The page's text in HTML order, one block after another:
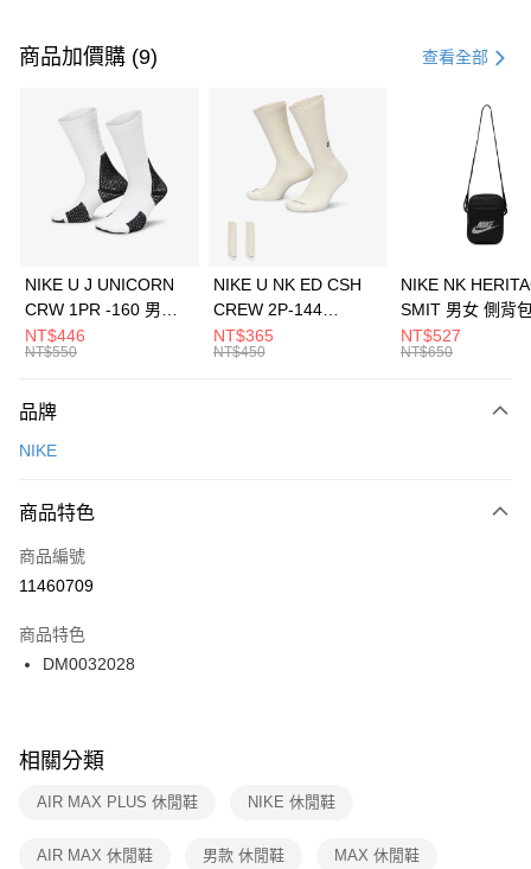
信用卡一次付款
3 期 0 利率 每期 21家銀行
合作金庫商業銀行
第一商業銀行
華南商業銀行
彰化商業銀行
上海商業儲蓄銀行
元大商業銀行
台灣樂天信用卡公司
Apple Pay
全盈+PAY
AFTEE先享後付
【關於「AFTEE先享後付」】
便利好安心！
３．安心：先確認商品／服務後，再付款。
【「AFTEE先享後付」結帳流程】
１．於結帳方式選擇「AFTEE先享後付」後，將跳轉至「AFTEE先享後付」
２．訂單成立數日內，您將收到繳費通知簡訊。
３．收到繳費通知簡訊後14天內，點擊此簡訊中的連結，可透過四大超商／
ATM／網路銀行／等多元方式進行付款，方視為交易完成。
※ 交易是否成功請以「AFTEE先享後付 」之結帳頁面顯示為準，若有關於
是否繳費成功／繳費後需取消欲退款等相關疑問，請聯繫「AFTEE先享後付
客戶支援中心」https://netprotections.freshdesk.com/support/home
１．透過由恩沛科技股份有限公司提供之「AFTEE先享後付」服務完成之交
運送方式
每筆NT$100，滿NT$1,500(含以上)免運費
宅配
每筆NT$100，滿NT$1,500(含以上)免運費
付款後門市自取
每筆NT$100，滿NT$1,500(含以上)免運費
商品加價購 (9) 查看全部
NIKE U J UNICORN
CRW 1PR -160 男女
中統襪 FZ3393100
NT$446
NT$550
NIKE U NK ED CSH
CREW 2P-144
EMBRDY 男女 短統襪
FZ3073133
NT$365
NT$450
NIKE NK
SMIT 男女 側背
BA5871010
NT$527
NT$650
品牌
NIKE
商品特色
商品編號
11460709
商品特色
DM0032028
相關分類
AIR MAX PLUS 休閒鞋 NIKE 休閒鞋
AIR MAX 休閒鞋 男款 休閒鞋 MAX 休閒鞋